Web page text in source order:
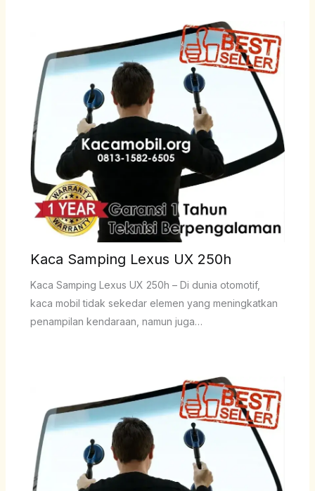
Kaca Samping Lexus UX 250h
Kaca Samping Lexus UX 250h – Di dunia otomotif,
kaca mobil tidak sekedar elemen yang meningkatkan
penampilan kendaraan, namun juga…